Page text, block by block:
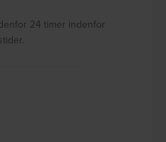
24 timer indenfor